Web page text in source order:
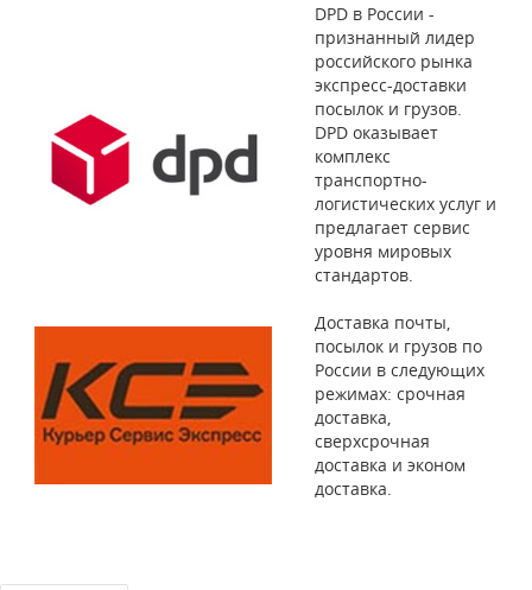
DPD в России -
признанный лидер
российского рынка
экспресс-доставки
посылок и грузов.
DPD оказывает
комплекс
транспортно-
логистических услуг и
предлагает сервис
уровня мировых
стандартов.
Доставка почты,
посылок и грузов по
России в следующих
режимах: срочная
доставка,
сверхсрочная
доставка и эконом
доставка.